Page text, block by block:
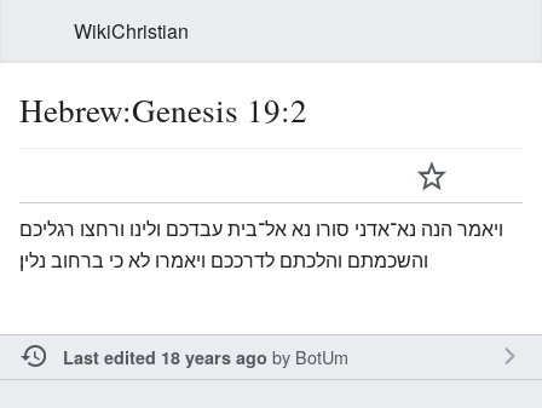
WikiChristian
Hebrew:Genesis 19:2
ויאמר הנה נא־אדני סורו נא אל־בית עבדכם ולינו ורחצו רגליכם
והשכמתם והלכתם לדרככם ויאמרו לא כי ברחוב נלין׃
Last edited 18 years ago by BotUm